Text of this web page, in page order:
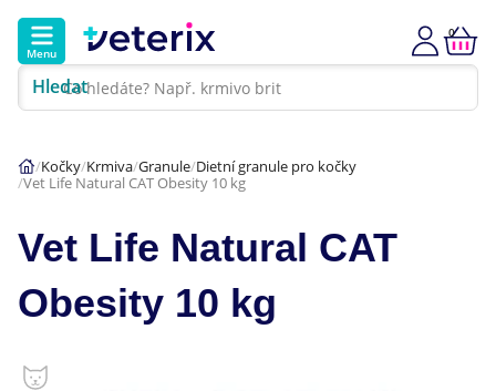
Menu
Hledat
0
Hlavní kategorie
Akce
Psi
Kočky
Kočky Krmiva Granule Dietní granule pro kočky
Vet Life Natural CAT Obesity 10 kg
Vet Life Natural CAT
Obesity 10 kg